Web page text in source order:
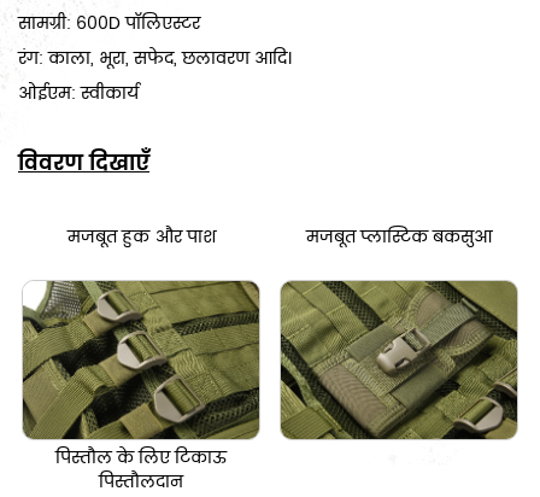
सामग्री: 600D पॉलिएस्टर
रंग: काला, भूरा, सफेद, छलावरण आदि।
ओईएम: स्वीकार्य
विवरण दिखाएँ
मजबूत हुक और पाश मजबूत प्लास्टिक बकसुआ
पिस्तौल के लिए टिकाऊ
पिस्तौलदान